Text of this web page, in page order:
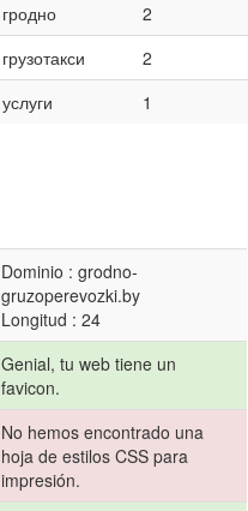
гродно
2
грузотакси
2
услуги
1
Dominio : grodno-
gruzoperevozki.by
Longitud : 24
Genial, tu web tiene un
favicon.
No hemos encontrado una
hoja de estilos CSS para
impresión.